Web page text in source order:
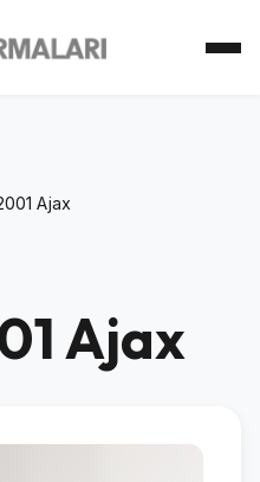
Ajax
Ajax